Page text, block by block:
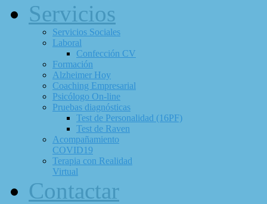
Servicios
Servicios Sociales
Laboral
Confección CV
Formación
Alzheimer Hoy
Coaching Empresarial
Psicólogo On-line
Pruebas diagnósticas
Test de Personalidad (16PF)
Test de Raven
Acompañamiento
COVID19
Terapia con Realidad
Virtual
Contactar